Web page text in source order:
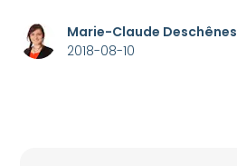
Marie-Claude Deschênes
2018-08-10